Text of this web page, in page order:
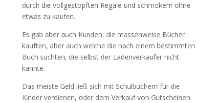
durch die vollgestopften Regale und schmökern ohne
etwas zu kaufen.
Es gab aber auch Kunden, die massenweise Bücher
kauften, aber auch welche die nach einem bestimmten
Buch suchten, die selbst der Ladenverkäufer nicht
kannte.
Das meiste Geld ließ sich mit Schulbüchern für die
Kinder verdienen, oder dem Verkauf von Gutscheinen